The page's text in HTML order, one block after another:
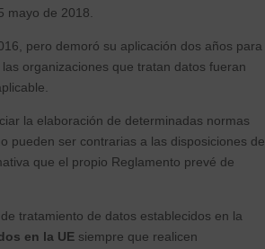
mayo de 2018.
pero demoró su aplicación dos años para
organizaciones que tratan datos fueran
la elaboración de determinadas normas
pueden ser contrarias a las disposiciones de
que el propio Reglamento prevé de
tratamiento de datos establecidos en la
en la UEsiempre que realicen